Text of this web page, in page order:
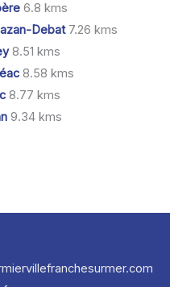
6.8 kms
Debat7.26 kms
8.51 kms
8.58 kms
8.77 kms
9.34 kms